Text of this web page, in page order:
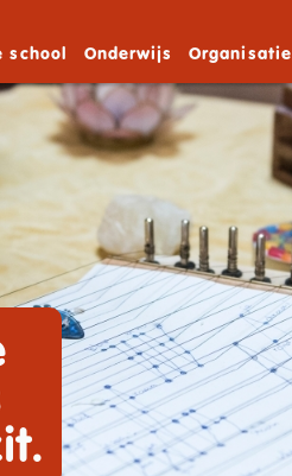
school Onderwijs Organisatie